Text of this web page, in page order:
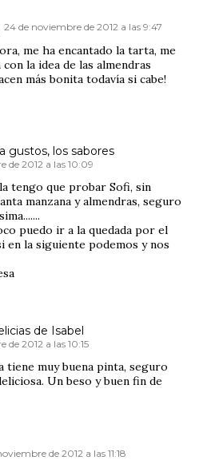
24 de noviembre de 2012 a las 9:47
me ha encantado la tarta, me
la idea de las almendras
más bonita todavía si cabe!
gustos, los sabores
de 2012 a las 10:09
tengo que probar Sofi, sin
manzana y almendras, seguro
puedo ir a la quedada por el
en la siguiente podemos y nos
de Isabel
de 2012 a las 10:15
tiene muy buena pinta, seguro
Un beso y buen fin de
de 2012 a las 11:18